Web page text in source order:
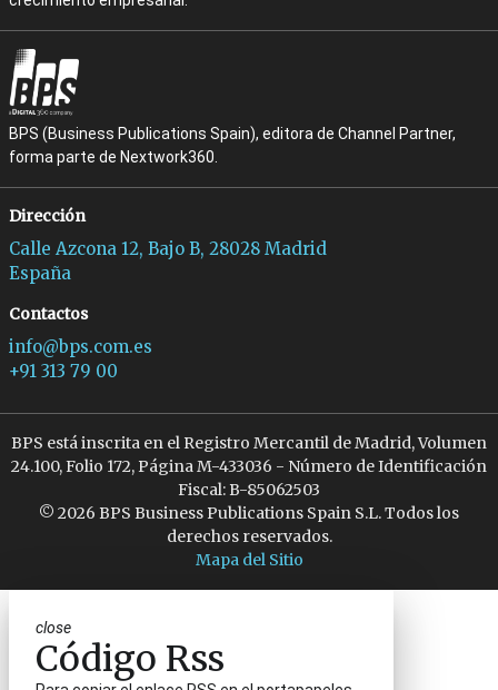
BPS (Business Publications Spain), editora de Channel Partner,
forma parte de Nextwork360.
Dirección
Calle Azcona 12, Bajo B, 28028 Madrid
España
Contactos
info@bps.com.es
+91 313 79 00
BPS está inscrita en el Registro Mercantil de Madrid, Volumen
24.100, Folio 172, Página M-433036 - Número de Identificación
Fiscal: B-85062503
© 2026 BPS Business Publications Spain S.L. Todos los
derechos reservados.
Mapa del Sitio
close
Código Rss